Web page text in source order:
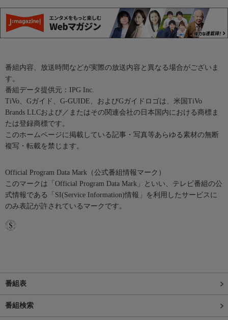
番組内容、放送時間などが実際の放送内容と異なる場合がございま
す。
番組データ提供元：IPG Inc.
TiVo、Gガイド、G-GUIDE、およびGガイドロゴは、米国TiVo
Brands LLCおよび／またはその関連会社の日本国内における商標ま
たは登録商標です。
このホームページに掲載している記事・写真等あらゆる素材の無断
複写・転載を禁じます。
Official Program Data Mark（公式番組情報マーク）
このマークは「Official Program Data Mark」といい、テレビ番組の公
式情報である「SI(Service Information)情報」を利用したサービスに
のみ表記が許されているマークです。
番組表
番組検索